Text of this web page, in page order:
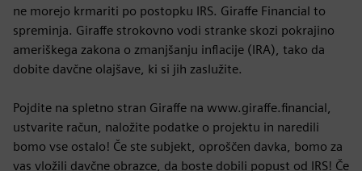
ne morejo krmariti po postopku IRS. Giraffe Financial to
spreminja. Giraffe strokovno vodi stranke skozi pokrajino
ameriškega zakona o zmanjšanju inflacije (IRA), tako da
dobite davčne olajšave, ki si jih zaslužite.
Pojdite na spletno stran Giraffe na www.giraffe.financial,
ustvarite račun, naložite podatke o projektu in naredili
bomo vse ostalo! Če ste subjekt, oproščen davka, bomo za
vas vložili davčne obrazce, da boste dobili popust od IRS! Če